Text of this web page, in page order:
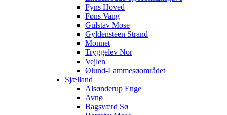
Fyns Hoved
Føns Vang
Gulstav Mose
Gyldensteen Strand
Monnet
Tryggelev Nor
Vejlen
Ølund-Lammesøområdet
Sjælland
Alsønderup Enge
Avnø
Bagsværd Sø